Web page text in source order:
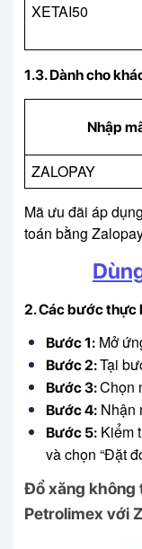
XETAI50
1.3. Dành cho
Nhập
ZALOPAY
Mã ưu đãi áp
toán bằng
2. Các bước thực
Bước 1: Mở
Bước 2:Tại
Bước 3:Chọn
Bước 4: Nhận
Bước 5: Kiểm
và chọn “Đặt
Đổ xăng không
Petrolimex với